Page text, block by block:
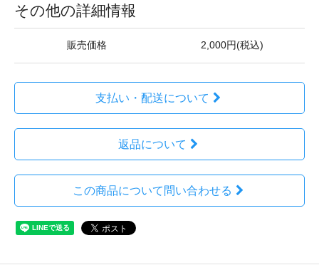
その他の詳細情報
販売価格 2,000円(税込)
支払い・配送について
返品について
この商品について問い合わせる